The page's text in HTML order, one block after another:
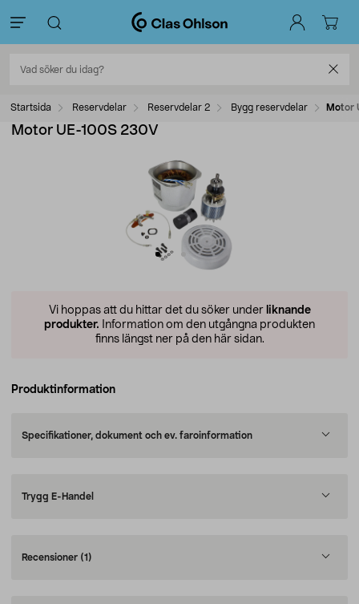
Startsida Reservdelar Reservdelar 2 Bygg reservdelar Motor
Motor UE-100S 230V
Vi hoppas att du hittar det du söker under liknande
produkter. Information om den utgångna produkten
finns längst ner på den här sidan.
Produktinformation
Specifikationer, dokument och ev. faroinformation
Trygg E-Handel
Recensioner (1)